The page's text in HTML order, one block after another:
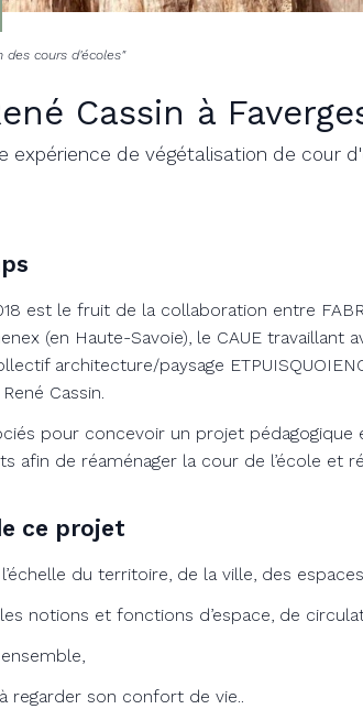
des cours d'écoles"
Cassin à
expérience de végétalisation de cour
est le fruit de la collaboration entre
(en Haute-Savoie), le CAUE travaillant
architecture/paysage
Cassin.
pour concevoir un projet
afin de réaménager la cour de l’école et
ce projet
du territoire, de la ville, des
notions et fonctions d’espace, de
regarder son confort de vie..